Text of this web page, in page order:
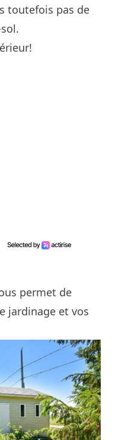
toutefois pas de
permet de
jardinage et vos